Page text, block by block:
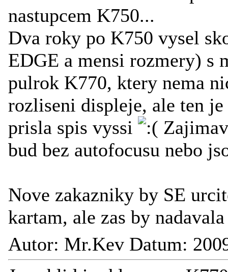
nastupcem K750...
Dva roky po K750 vysel
EDGE a mensi rozmery) s
pulrok K770, ktery nema
rozliseni displeje, ale ten
prisla spis vyssi
bud bez autofocusu nebo
Nove zakazniky by SE
kartam, ale zas by
Autor: Mr.Kev Datum: